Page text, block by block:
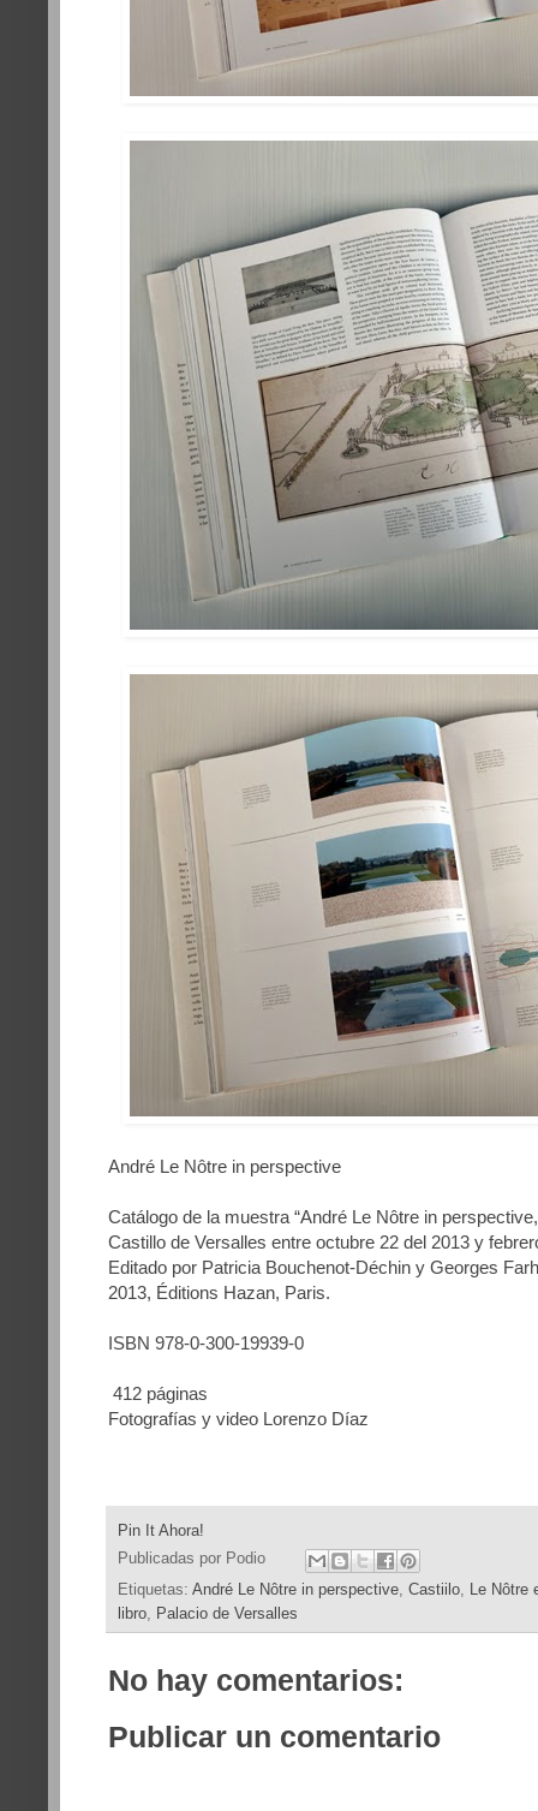
André Le Nôtre in perspective
Catálogo de la muestra “André Le Nôtre in
Castillo de Versalles entre octubre 22 del 2013 y
Editado por Patricia Bouchenot-Déchin y Georges
2013, Éditions Hazan, Paris.
ISBN 978-0-300-19939-0
412 páginas
Fotografías y video Lorenzo Díaz
Pin It Ahora!
Publicadas por Podio
Etiquetas: André Le Nôtre in perspective Castiilo
Le
libro
Palacio de Versalles
No hay comentarios:
Publicar un comentario